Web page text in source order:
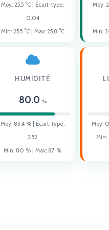
CYCLES DE MARÉE
Tendance actuelle
Marnage moyen
Fréquence des marées
Nombre de cycles
Distance capteur → surface : si
Moy:25.5 °C | Écart-type:
0.04
Min: 25.5°C | Max: 25.8 °C
Moy:
Min:
HUMIDITÉ
80.0 %
Moy: 83.4 % | Écart-type:
2.52
Min: 80 % | Max: 87 %
Moy: 0
Min: